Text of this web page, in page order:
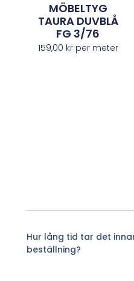
MÖBELTYG
TAURA DUVBLÅ
FG 3/76
159,00 krper meter
Hur lång tid tar det
beställning?